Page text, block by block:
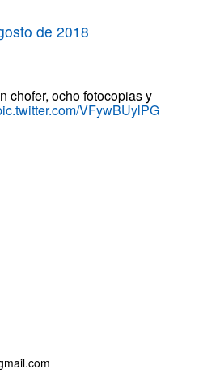
de 2018
chofer, ocho fotocopias y
VFywBUylPG